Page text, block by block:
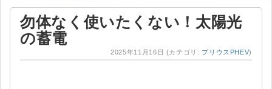
勿体なく使いたくない！太陽光
の蓄電
2025年11月16日 (カテゴリ: プリウスPHEV)